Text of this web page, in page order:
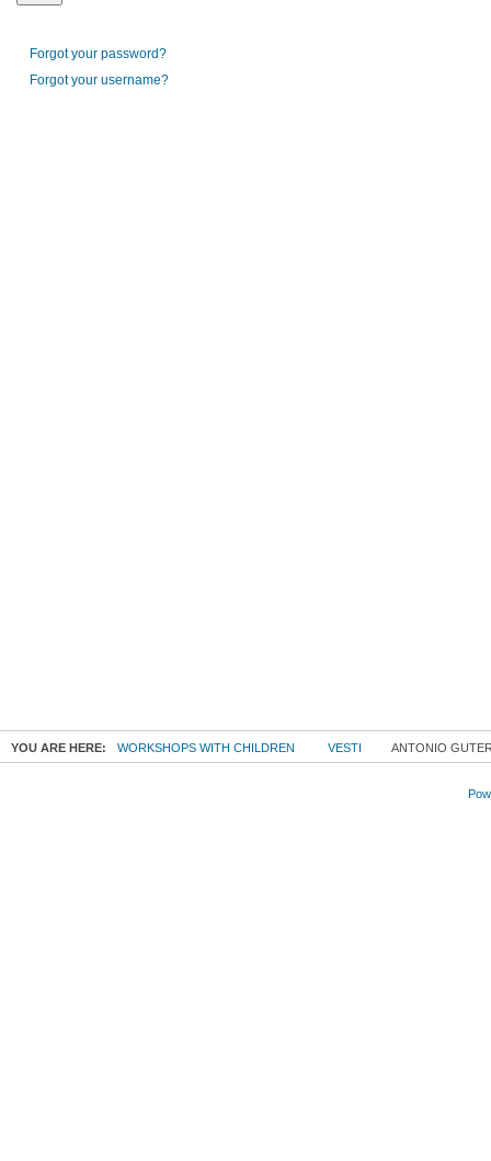
Forgot your password?
Forgot your username?
YOU ARE HERE: WORKSHOPS WITH CHILDREN VESTI ANTONIO